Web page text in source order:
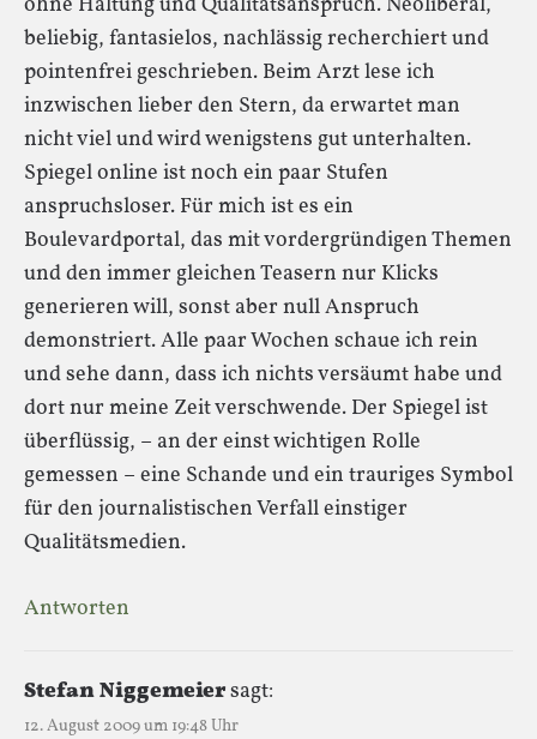
beliebig, fantasielos, nachlässig recherchiert und
pointenfrei geschrieben. Beim Arzt lese ich
inzwischen lieber den Stern, da erwartet man
nicht viel und wird wenigstens gut unterhalten.
Spiegel online ist noch ein paar Stufen
anspruchsloser. Für mich ist es ein
Boulevardportal, das mit vordergründigen Themen
und den immer gleichen Teasern nur Klicks
generieren will, sonst aber null Anspruch
demonstriert. Alle paar Wochen schaue ich rein
und sehe dann, dass ich nichts versäumt habe und
dort nur meine Zeit verschwende. Der Spiegel ist
überflüssig, – an der einst wichtigen Rolle
gemessen – eine Schande und ein trauriges Symbol
für den journalistischen Verfall einstiger
Qualitätsmedien.
Antworten
Stefan Niggemeiersagt:
12. August 2009 um 19:48 Uhr